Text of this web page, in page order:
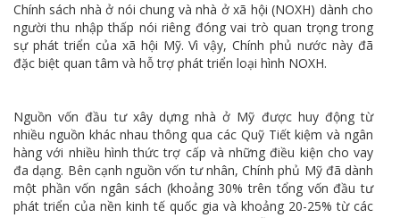
Chính sách nhà ở nói chung và nhà ở xã hội (NOXH) dành cho
người thu nhập thấp nói riêng đóng vai trò quan trọng trong
sự phát triển của xã hội Mỹ. Vì vậy, Chính phủ nước này đã
đặc biệt quan tâm và hỗ trợ phát triển loại hình NOXH.
Nguồn vốn đầu tư xây dựng nhà ở Mỹ được huy động từ
nhiều nguồn khác nhau thông qua các Quỹ Tiết kiệm và ngân
hàng với nhiều hình thức trợ cấp và những điều kiện cho vay
đa dạng. Bên cạnh nguồn vốn tư nhân, Chính phủ Mỹ đã dành
một phần vốn ngân sách (khoảng 30% trên tổng vốn đầu tư
phát triển của nền kinh tế quốc gia và khoảng 20-25% từ các